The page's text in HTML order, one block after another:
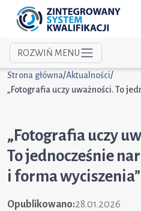
ROZWIŃ MENU
Strona główna/Aktualności/
„Fotografia uczy
To jednocześnie
i forma wyciszenia”
Opublikowano:28.01.2026